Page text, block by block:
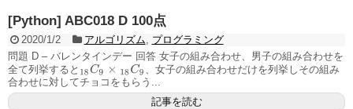
[Python] ABC018 D 100点
2020/1/2 アルゴリズム
プログラミング
問題 D – バレンタインデー 回答 女子の組み合わせ、男子の組み合わせを
全て列挙すると 18C9 ×18 C9
、女子の組み合わせだけを列挙しその組み
合わせに対してチョコをもらう...
記事を読む